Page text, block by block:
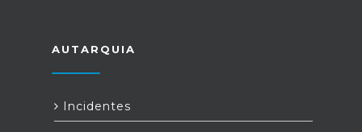
AUTARQUIA
Incidentes